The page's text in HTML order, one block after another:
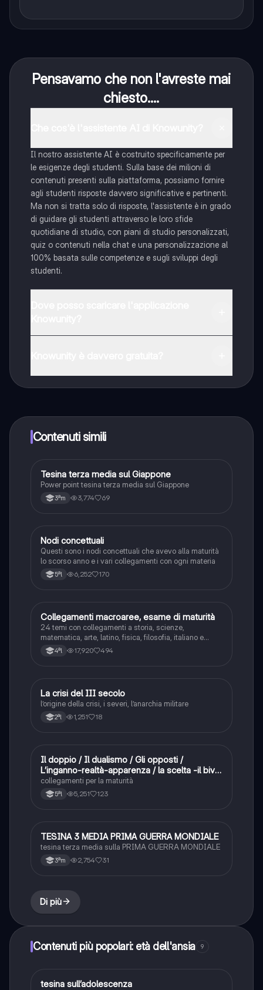
Pensavamo che non l'avreste mai
chiesto....
Il nostro assistente AI è costruito specificamente per
le esigenze degli studenti. Sulla base dei milioni di
contenuti presenti sulla piattaforma, possiamo fornire
agli studenti risposte davvero significative e pertinenti.
Ma non si tratta solo di risposte, l'assistente è in grado
di guidare gli studenti attraverso le loro sfide
quotidiane di studio, con piani di studio personalizzati,
quiz o contenuti nella chat e una personalizzazione al
100% basata sulle competenze e sugli sviluppi degli
studenti.
Knowunity Premium, che consente di studiare senza
alcun limite!!
Contenuti simili
Altro
Tesina terza media sul Giappone
Power point tesina terza media sul Giappone
3ªm 3,774 69
Altro
Nodi concettuali
Questi sono i nodi concettuali che avevo alla maturità
lo scorso anno e i vari collegamenti con ogni materia
5ªl 6,252 170
Altro
Collegamenti macroaree, esame di maturità
24 temi con collegamenti a storia, scienze,
matematica, arte, latino, fisica, filosofia, italiano e
inglese
4ªl 17,920 494
Altro
La crisi del III secolo
l’origine della crisi, i severi, l’anarchia militare
2ªl 1,251 18
Altro
Il doppio / Il dualismo / Gli opposti /
L’inganno-realtà-apparenza / la scelta -il bivio
/ simmetria e assimetria
collegamenti per la maturità
5ªl 5,251 123
Altro
TESINA 3 MEDIA PRIMA GUERRA MONDIALE
tesina terza media sulla PRIMA GUERRA MONDIALE
3ªm 2,754 31
Di più
Contenuti più popolari: età dell'ansia 9
Altro
tesina sull’adolescenza